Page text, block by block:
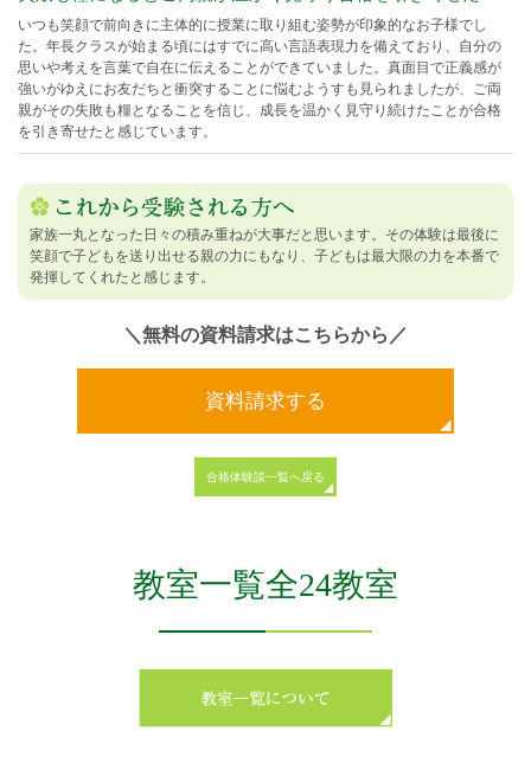
いつも笑顔で前向きに主体的に授業に取り組む姿勢が印象的なお子様でし
た。年長クラスが始まる頃にはすでに高い言語表現力を備えており、自分の
思いや考えを言葉で自在に伝えることができていました。真面目で正義感が
強いがゆえにお友だちと衝突することに悩むようすも見られましたが、ご両
親がその失敗も糧となることを信じ、成長を温かく見守り続けたことが合格
を引き寄せたと感じています。
家族一丸となった日々の積み重ねが大事だと思います。その体験は最後に
笑顔で子どもを送り出せる親の力にもなり、子どもは最大限の力を本番で
発揮してくれたと感じます。
＼無料の資料請求はこちらから／
資料請求する
合格体験談一覧へ戻る
教室一覧全24教室